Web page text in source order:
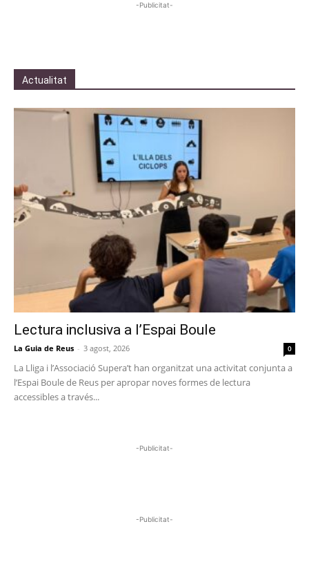
-Publicitat-
Actualitat
Lectura inclusiva a l’Espai Boule
La Guia de Reus - 3 agost, 2026 0
La Lliga i l’Associació Supera’t han organitzat una activitat conjunta a
l’Espai Boule de Reus per apropar noves formes de lectura
accessibles a través...
-Publicitat-
-Publicitat-